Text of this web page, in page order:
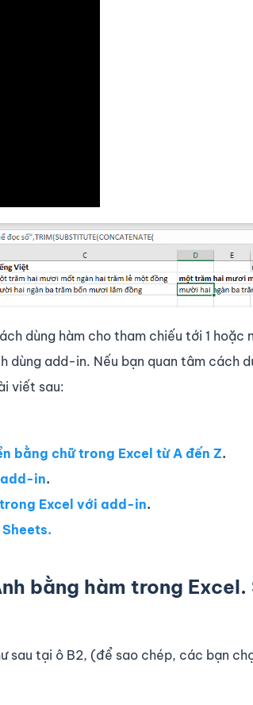
dùng hàm cho tham chiếu tới 1 hoặc
dùng add-in. Nếu bạn quan tâm cách
viết sau:
bằng chữ trong Excel từ A đến Z.
add-in.
Excel với add-in.
bằng hàm trong Excel.
sau tại ô B2, (để sao chép, các bạn